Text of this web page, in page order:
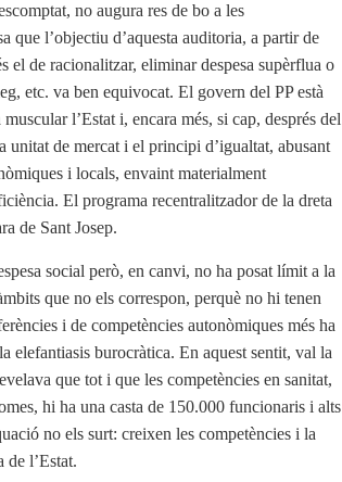
no augura res de bo a les
que l’objectiu d’aquesta auditoria, a partir de
el de racionalitzar, eliminar despesa supèrflua o
etc. va ben equivocat. El govern del PP està
l’Estat i, encara més, si cap, després del
unitat de mercat i el principi d’igualtat, abusant
i locals, envaint materialment
El programa recentralitzador de la dreta
de Sant Josep.
social però, en canvi, no ha posat límit a la
que no els correspon, perquè no hi tenen
i de competències autonòmiques més ha
elefantiasis burocràtica. En aquest sentit, val la
que tot i que les competències en sanitat,
hi ha una casta de 150.000 funcionaris i alts
no els surt: creixen les competències i la
de l’Estat.